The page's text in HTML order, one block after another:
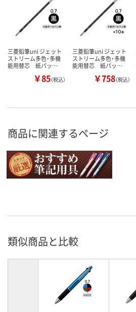
三菱鉛筆uni ジェット
ストリーム多色・多機
能用替芯 紙パッ…
￥85（税込）
三菱鉛筆uni ジェット
ストリーム多色・多機
能用替芯 紙パッ…
￥758（税込）
商品に関連するページ
類似商品と比較